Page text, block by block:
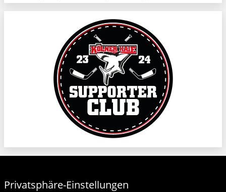
Privatsphäre-Einstellungen